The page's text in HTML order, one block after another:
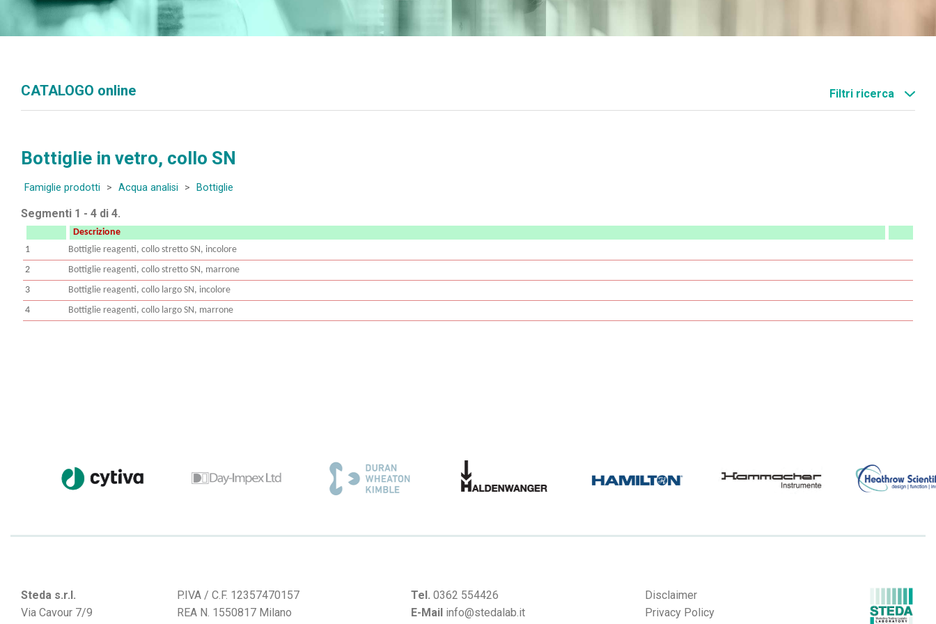
CATALOGO online Filtri ricerca
Bottiglie in vetro, collo SN
Famiglie prodotti > Acqua analisi > Bottiglie
Segmenti 1 - 4 di 4.
Descrizione
1
Bottiglie reagenti, collo stretto SN, incolore
2
Bottiglie reagenti, collo stretto SN, marrone
3
Bottiglie reagenti, collo largo SN, incolore
4
Bottiglie reagenti, collo largo SN, marrone
Steda s.r.l.
Via Cavour 7/9
P.IVA / C.F. 12357470157
REA N. 1550817 Milano
Tel. 0362 554426
E-Mail info@stedalab.it
Disclaimer
Privacy Policy